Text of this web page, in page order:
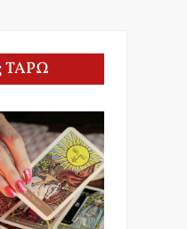
ΤΑΡΩ